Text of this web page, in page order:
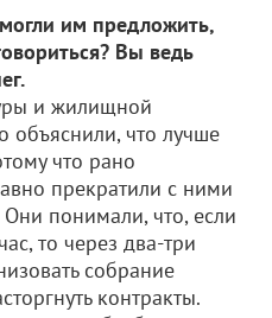
им предложить,
Вы ведь
и жилищной
что лучше
что рано
прекратили с ними
понимали, что, если
то через два-три
собрание
контракты.